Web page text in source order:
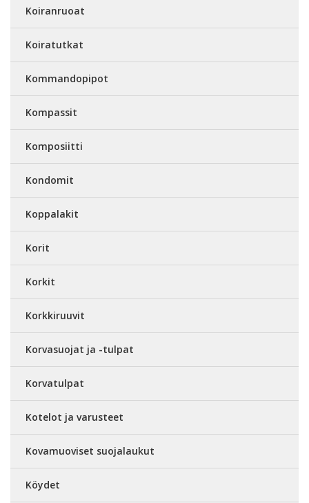
Koiranruoat
Koiratutkat
Kommandopipot
Kompassit
Komposiitti
Kondomit
Koppalakit
Korit
Korkit
Korkkiruuvit
Korvasuojat ja -tulpat
Korvatulpat
Kotelot ja varusteet
Kovamuoviset suojalaukut
Köydet